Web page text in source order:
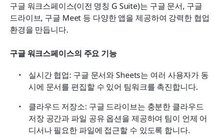
구글 워크스페이스(이전 명칭 G Suite)는 구글 문서, 구글
드라이브, 구글 Meet 등 다양한 앱을 제공하여 강력한 협업
환경을 만듭니다.
구글 워크스페이스의 주요 기능
실시간 협업: 구글 문서와 Sheets는 여러 사용자가 동
시에 문서를 편집할 수 있어 팀워크를 촉진합니다.
클라우드 저장소: 구글 드라이브는 충분한 클라우드
저장 공간과 파일 공유 옵션을 제공하여 팀이 언제 어
디서나 필요한 파일에 접근할 수 있도록 합니다.